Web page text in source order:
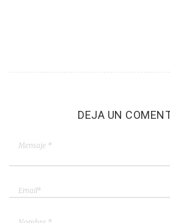
DEJA UN